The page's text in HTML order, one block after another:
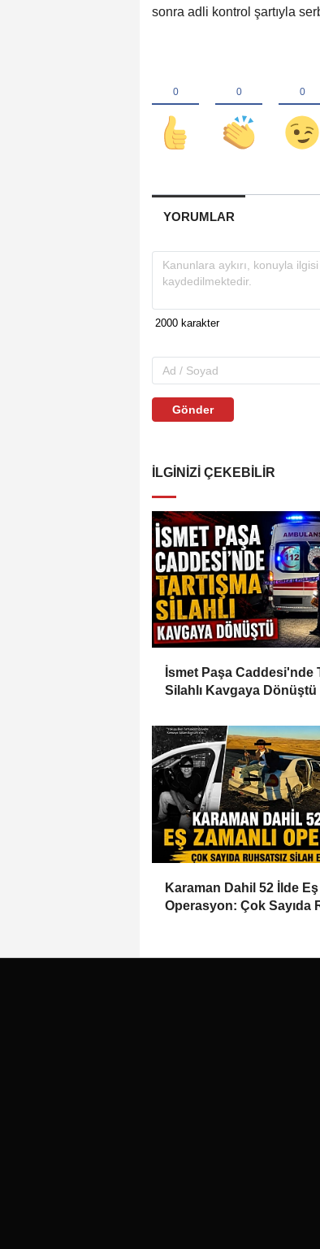
sonra adli kontrol şartıyla
YORUMLAR
Gönder
İLGINIZI ÇEKEBILIR
İsmet Paşa Caddesi'nde
Silahlı Kavgaya Dönüştü
Karaman Dahil 52 İlde Eş
Operasyon: Çok Sayıda